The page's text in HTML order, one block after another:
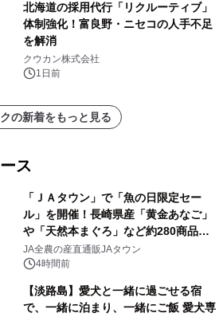
北海道の採用代行「リクルーティブ」
体制強化！富良野・ニセコの人手不足
を解消
クウカン株式会社
1日前
の新着をもっと見る
ス
「ＪＡタウン」で「魚の日限定セー
ル」を開催！長崎県産「黄金あなご」
や「天然本まぐろ」など約280商品を
販売！～毎月１０日の定例企画～
JA全農の産直通販JAタウン
4時間前
【淡路島】愛犬と一緒に過ごせる宿
で、一緒に泊まり、一緒にご飯 愛犬専